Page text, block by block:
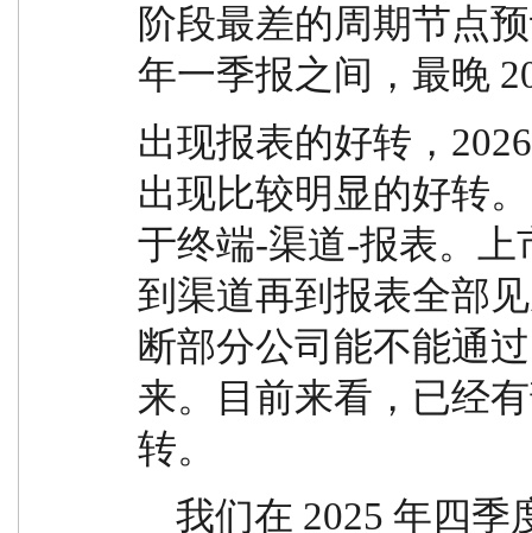
阶段最差的周期节点
年一季报之间，最晚
出现报表的好转，
出现比较明显的好转
于终端-渠道-报表。
到渠道再到报表全部
断部分公司能不能通
来。目前来看，已经
转。